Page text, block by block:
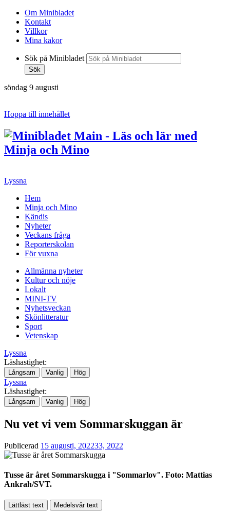
Om Minibladet
Kontakt
Villkor
Mina kakor
Sök på Minibladet
Sök
söndag 9 augusti
Hoppa till innehållet
Lyssna
Hem
Minja och Mino
Kändis
Nyheter
Veckans fråga
Reporterskolan
För vuxna
Allmänna nyheter
Kultur och nöje
Lokalt
MINI-TV
Nyhetsveckan
Skönlitteratur
Sport
Vetenskap
Lyssna
Läshastighet:
Långsam Vanlig Hög
Lyssna
Läshastighet:
Långsam Vanlig Hög
Nu vet vi vem Sommarskuggan är
Publicerad 15 augusti, 202233, 2022
Tusse är året Sommarskugga i "Sommarlov". Foto: Mattias
Ankrah/SVT.
Lättläst text Medelsvår text